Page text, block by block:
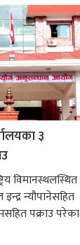
३
विमानस्थलस्थित
न्यौपानेसहित
पक्राउ परेका